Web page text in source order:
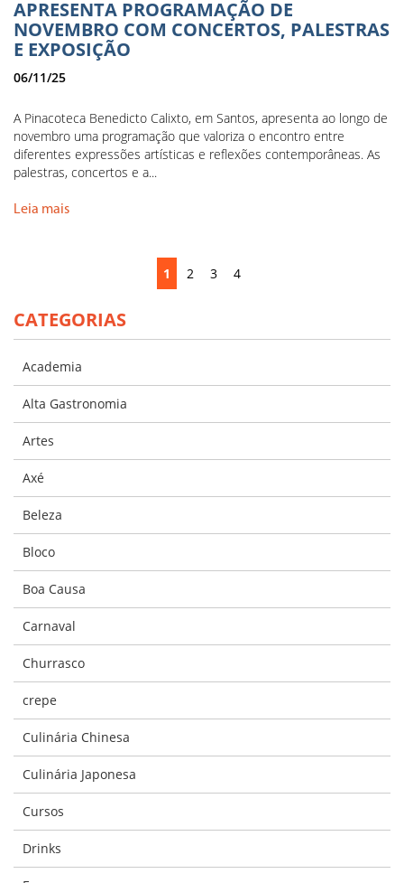
APRESENTA PROGRAMAÇÃO DE
NOVEMBRO COM CONCERTOS, PALESTRAS
E EXPOSIÇÃO
06/11/25
A Pinacoteca Benedicto Calixto, em Santos, apresenta ao longo de
novembro uma programação que valoriza o encontro entre
diferentes expressões artísticas e reflexões contemporâneas. As
palestras, concertos e a...
Leia mais
1 2 3 4
CATEGORIAS
Academia
Alta Gastronomia
Artes
Axé
Beleza
Bloco
Boa Causa
Carnaval
Churrasco
crepe
Culinária Chinesa
Culinária Japonesa
Cursos
Drinks